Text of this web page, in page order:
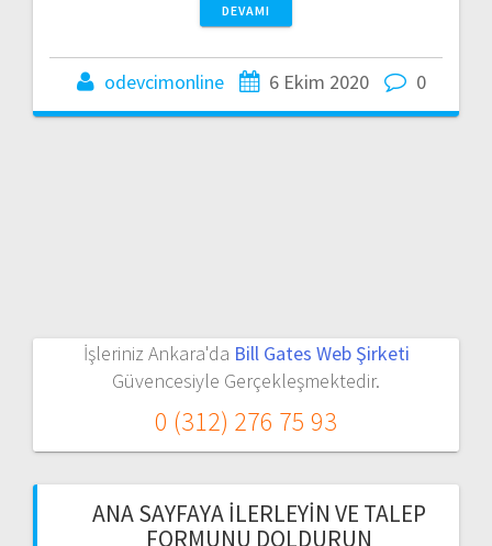
DEVAMI
odevcimonline 6 Ekim 2020 0
İşleriniz Ankara'da Bill Gates Web Şirketi
Güvencesiyle Gerçekleşmektedir.
0 (312) 276 75 93
ANA SAYFAYA İLERLEYIN VE TALEP
FORMUNU DOLDURUN